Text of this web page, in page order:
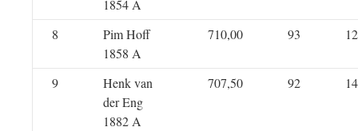
1854 A
8
Pim Hoff
1858 A
710,00 93 12
9
Henk van
der Eng
1882 A
707,50 92 14